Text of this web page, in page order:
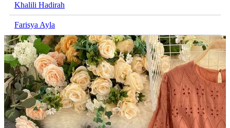
Khalili Hadirah
Farisya Ayla